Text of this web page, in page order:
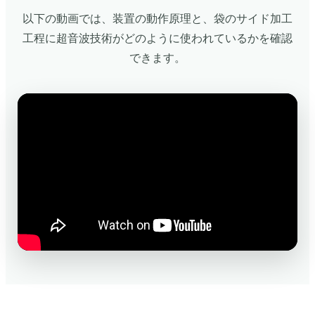
以下の動画では、装置の動作原理と、袋のサイド加工
工程に超音波技術がどのように使われているかを確認
できます。